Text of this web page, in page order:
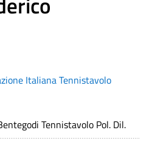
Italiana Tennistavolo
Tennistavolo Pol. Dil.